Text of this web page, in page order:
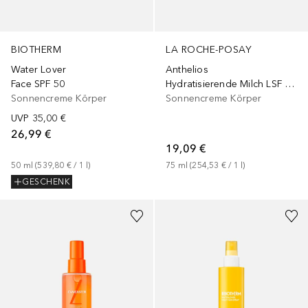
BIOTHERM
Water Lover
Face SPF 50
Sonnencreme Körper
UVP 35,00 €
26,99 €
50 ml (539,80 € / 1 l)
GESCHENK
LA ROCHE-POSAY
Anthelios
Hydratisierende Milch LSF 50+
Sonnencreme Körper
19,09 €
75 ml (254,53 € / 1 l)
Größe